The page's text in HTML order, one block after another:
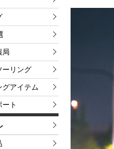
局
ーリング
グアイテム
ト